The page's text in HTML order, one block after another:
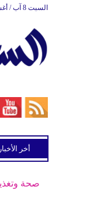
السبت 8 آب / أغسطس 2026
تفرض عقوبات علىأخر الأخبار
صحة